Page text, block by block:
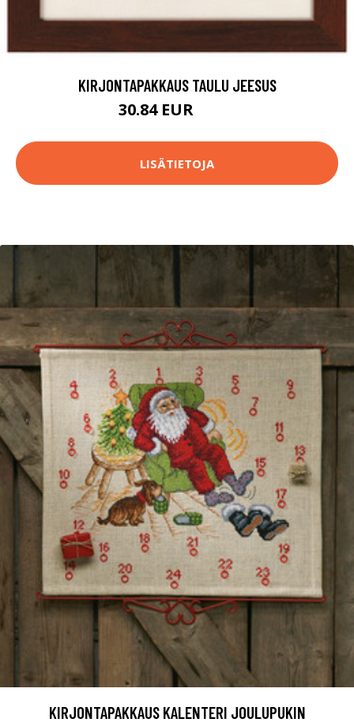
KIRJONTAPAKKAUS TAULU JEESUS
30.84 EUR
LISÄTIETOJA
KIRJONTAPAKKAUS KALENTERI JOULUPUKIN